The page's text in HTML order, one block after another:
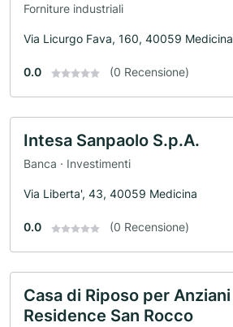
Forniture industriali
Via Licurgo Fava, 160, 40059 Medicina
0.0 (0 Recensione)
Intesa Sanpaolo S.p.A.
Banca · Investimenti
Via Liberta', 43, 40059 Medicina
0.0 (0 Recensione)
Casa di Riposo per Anziani
Residence San Rocco